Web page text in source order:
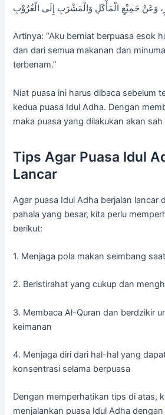
وَعَنْ جَمِيْعِ الْمَأْكَلِ وَالْمَشْرَبِ إِلَى الْغُرُوْبِ
Artinya: “Aku berniat berpuasa esok
dan dari semua makanan dan
terbenam.”
Niat puasa ini harus dibaca sebelum
kedua puasa Idul Adha. Dengan
maka puasa yang dilakukan akan
Tips Agar Puasa Idul
Lancar
Agar puasa Idul Adha berjalan lancar
pahala yang besar, kita perlu
berikut:
1. Menjaga pola makan seimbang
2. Beristirahat yang cukup dan
3. Membaca Al-Quran dan berdzikir
keimanan
4. Menjaga diri dari hal-hal yang
konsentrasi selama berpuasa
Dengan memperhatikan tips di atas,
menjalankan puasa Idul Adha